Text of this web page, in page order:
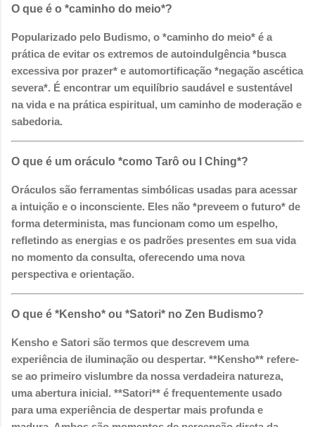
O que é o *caminho do meio*?
Popularizado pelo Budismo, o *caminho do meio* é a
prática de evitar os extremos de autoindulgência *busca
excessiva por prazer* e automortificação *negação ascética
severa*. É encontrar um equilíbrio saudável e sustentável
na vida e na prática espiritual, um caminho de moderação e
sabedoria.
O que é um oráculo *como Tarô ou I Ching*?
Oráculos são ferramentas simbólicas usadas para acessar
a intuição e o inconsciente. Eles não *preveem o futuro* de
forma determinista, mas funcionam como um espelho,
refletindo as energias e os padrões presentes em sua vida
no momento da consulta, oferecendo uma nova
perspectiva e orientação.
O que é *Kensho* ou *Satori* no Zen Budismo?
Kensho e Satori são termos que descrevem uma
experiência de iluminação ou despertar. **Kensho** refere-
se ao primeiro vislumbre da nossa verdadeira natureza,
uma abertura inicial. **Satori** é frequentemente usado
para uma experiência de despertar mais profunda e